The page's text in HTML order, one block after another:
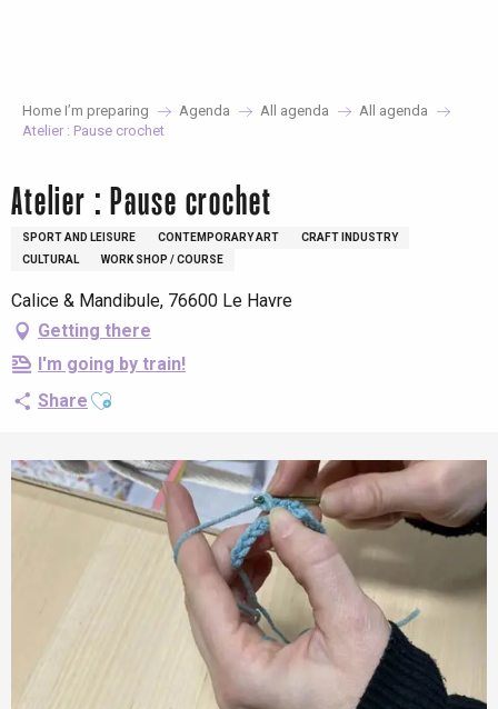
Home I’m preparing Agenda All agenda
All agenda
Atelier : Pause crochet
Atelier : Pause crochet
SPORT AND LEISURE CONTEMPORARY ART
CRAFT INDUSTRY
CULTURAL
WORK SHOP / COURSE
Calice & Mandibule, 76600 Le Havre
Getting there
I'm going by train!
Share Ajouter aux favoris